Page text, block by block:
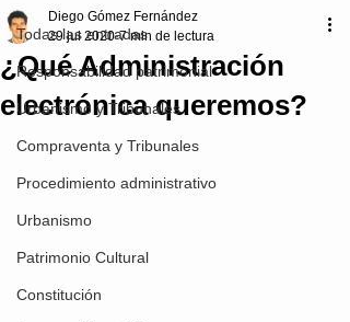
Todas las entradas
Responsabilidad patrimonial
Urbanismo y Tribunales
Compraventa y Tribunales
Procedimiento administrativo
Urbanismo
Patrimonio Cultural
Constitución
¿Qué Administración
electrónica queremos?
Diego Gómez Fernández
29 jul 2020 7 min de lectura